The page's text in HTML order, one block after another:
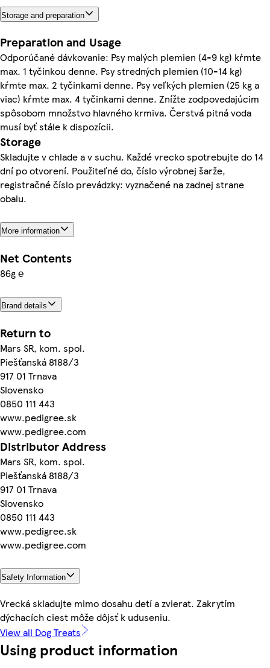
Storage and preparation
Preparation and Usage
Odporúčané dávkovanie: Psy malých plemien (4-9 kg) kŕmte
max. 1 tyčinkou denne. Psy stredných plemien (10-14 kg)
kŕmte max. 2 tyčinkami denne. Psy veľkých plemien (25 kg a
viac) kŕmte max. 4 tyčinkami denne. Znížte zodpovedajúcim
spôsobom množstvo hlavného krmiva. Čerstvá pitná voda
musí byť stále k dispozícii.
Storage
Skladujte v chlade a v suchu. Každé vrecko spotrebujte do 14
dní po otvorení. Použiteľné do, číslo výrobnej šarže,
registračné číslo prevádzky: vyznačené na zadnej strane
obalu.
More information
Net Contents
86g ℮
Brand details
Return to
Mars SR, kom. spol.
Piešťanská 8188/3
917 01 Trnava
Slovensko
0850 111 443
www.pedigree.sk
www.pedigree.com
Distributor Address
Mars SR, kom. spol.
Piešťanská 8188/3
917 01 Trnava
Slovensko
0850 111 443
www.pedigree.sk
www.pedigree.com
Safety Information
Vrecká skladujte mimo dosahu detí a zvierat. Zakrytím
dýchacích ciest môže dôjsť k uduseniu.
View all Dog Treats
Using product information